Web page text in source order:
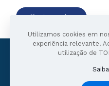
Ler mais
Good Steel -
Utilizamos cookies em
experiência relevante.
utilização de